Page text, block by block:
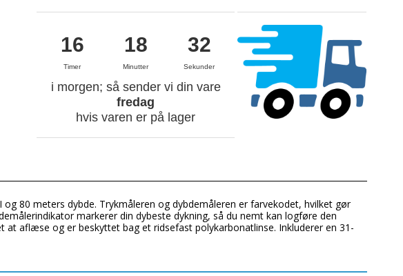
16
Timer
18
Minutter
33
Sekunder
i morgen; så sender vi din vare
fredag
hvis varen er på lager
80 meters dybde. Trykmåleren og dybdemåleren er farvekodet, hvilket gør
markerer din dybeste dykning, så du nemt kan logføre den
at aflæse og er beskyttet bag et ridsefast polykarbonatlinse. Inkluderer en 31-